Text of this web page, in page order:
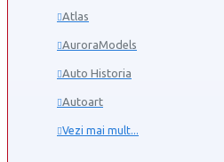
Atlas
AuroraModels
Auto Historia
Autoart
Vezi mai mult...